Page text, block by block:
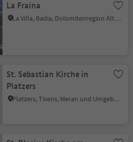
La Fraina
La Villa, Badia, Dolomitenregion Alta Badia
St. Sebastian Kirche in
Platzers
Platzers, Tisens, Meran und Umgebung